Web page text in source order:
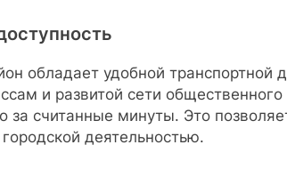
обладает удобной транспортной
и развитой сети
за считанные минуты. Это
деятельностью.